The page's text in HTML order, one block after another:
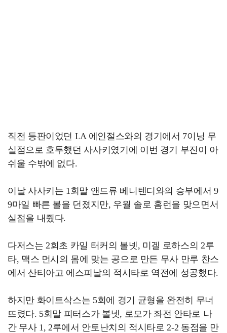
직전 등판이었던 LA 에인절스와의 경기에서 7이닝 무
실점으로 호투했던 사사키였기에 이번 경기 부진이 아
쉬울 수밖에 없다.
이날 사사키는 1회말 앤드류 베니텐디와의 승부에서 9
9마일 빠른 볼을 던졌지만, 우월 솔로 홈런을 맞으면서
실점을 내줬다.
다저스는 2회초 카일 터커의 볼넷, 미겔 로하스의 2루
타, 맥스 먼시의 몸에 맞는 공으로 만든 무사 만루 찬스
에서 산티아고 에스피날의 적시타로 역전에 성공했다.
하지만 화이트삭스는 5회에 경기 균형을 완전히 무너
뜨렸다. 5회말 피터스가 볼넷, 로모가 좌전 안타로 나
간 무사 1, 2루에서 안토난치의 적시타로 2-2 동점을 만